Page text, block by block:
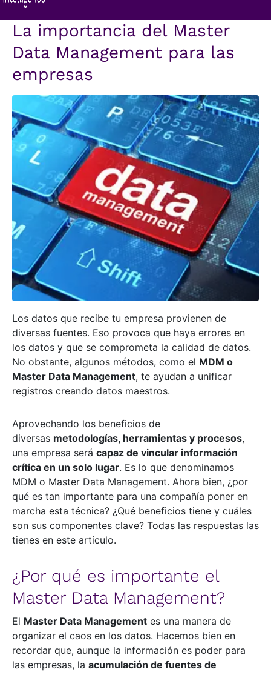
La importancia del Master
Data Management para las
empresas
Los datos que recibe tu empresa provienen de
diversas fuentes. Eso provoca que haya errores en
los datos y que se comprometa la calidad de datos.
No obstante, algunos métodos, como el MDM o
Master Data Management, te ayudan a unificar
registros creando datos maestros.
Aprovechando los beneficios de
diversas metodologías, herramientas y procesos,
una empresa será capaz de vincular información
crítica en un solo lugar. Es lo que denominamos
MDM o Master Data Management. Ahora bien, ¿por
qué es tan importante para una compañía poner en
marcha esta técnica? ¿Qué beneficios tiene y cuáles
son sus componentes clave? Todas las respuestas las
tienes en este artículo.
¿Por qué es importante el
Master Data Management?
El Master Data Management es una manera de
organizar el caos en los datos. Hacemos bien en
recordar que, aunque la información es poder para
las empresas, la acumulación de fuentes de